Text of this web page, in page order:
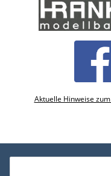
Aktuelle Hinweise